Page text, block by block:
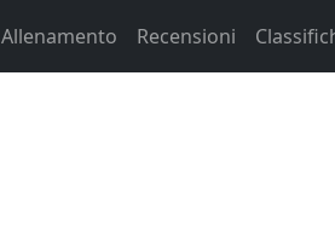
Allenamento Recensioni